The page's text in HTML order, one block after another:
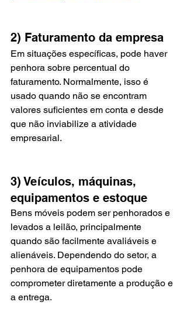
2) Faturamento da empresa
Em situações específicas, pode haver
penhora sobre percentual do
faturamento. Normalmente, isso é
usado quando não se encontram
valores suficientes em conta e desde
que não inviabilize a atividade
empresarial.
3) Veículos, máquinas,
equipamentos e estoque
Bens móveis podem ser penhorados e
levados a leilão, principalmente
quando são facilmente avaliáveis e
alienáveis. Dependendo do setor, a
penhora de equipamentos pode
comprometer diretamente a produção e
a entrega.